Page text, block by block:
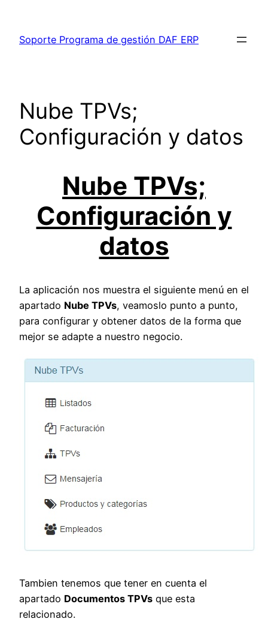
contenido
Soporte Programa de gestión DAF ERP
Nube TPVs;
Configuración y datos
Nube TPVs;
Configuración y
datos
La aplicación nos muestra el siguiente menú en el
apartado Nube TPVs, veamoslo punto a punto,
para configurar y obtener datos de la forma que
mejor se adapte a nuestro negocio.
Tambien tenemos que tener en cuenta el
apartado Documentos TPVs que esta
relacionado.